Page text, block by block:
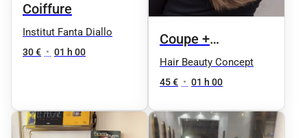
Coiffure
Institut Fanta Diallo
30 € • 01 h 00
Coupe +
Shampoing +
Brushing
Hair Beauty Concept
45 € • 01 h 00